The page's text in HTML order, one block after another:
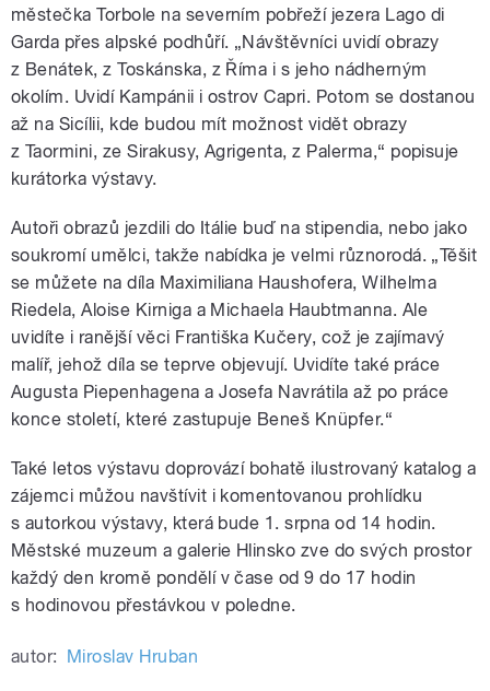
městečka Torbole na severním pobřeží jezera Lago di
Garda přes alpské podhůří. „Návštěvníci uvidí obrazy
z Benátek, z Toskánska, z Říma i s jeho nádherným
okolím. Uvidí Kampánii i ostrov Capri. Potom se dostanou
až na Sicílii, kde budou mít možnost vidět obrazy
z Taormini, ze Sirakusy, Agrigenta, z Palerma,“ popisuje
kurátorka výstavy.
Autoři obrazů jezdili do Itálie buď na stipendia, nebo jako
soukromí umělci, takže nabídka je velmi různorodá. „Těšit
se můžete na díla Maximiliana Haushofera, Wilhelma
Riedela, Aloise Kirniga a Michaela Haubtmanna. Ale
uvidíte i ranější věci Františka Kučery, což je zajímavý
malíř, jehož díla se teprve objevují. Uvidíte také práce
Augusta Piepenhagena a Josefa Navrátila až po práce
konce století, které zastupuje Beneš Knüpfer.“
Také letos výstavu doprovází bohatě ilustrovaný katalog a
zájemci můžou navštívit i komentovanou prohlídku
s autorkou výstavy, která bude 1. srpna od 14 hodin.
Městské muzeum a galerie Hlinsko zve do svých prostor
každý den kromě pondělí v čase od 9 do 17 hodin
s hodinovou přestávkou v poledne.
autor: Miroslav Hruban